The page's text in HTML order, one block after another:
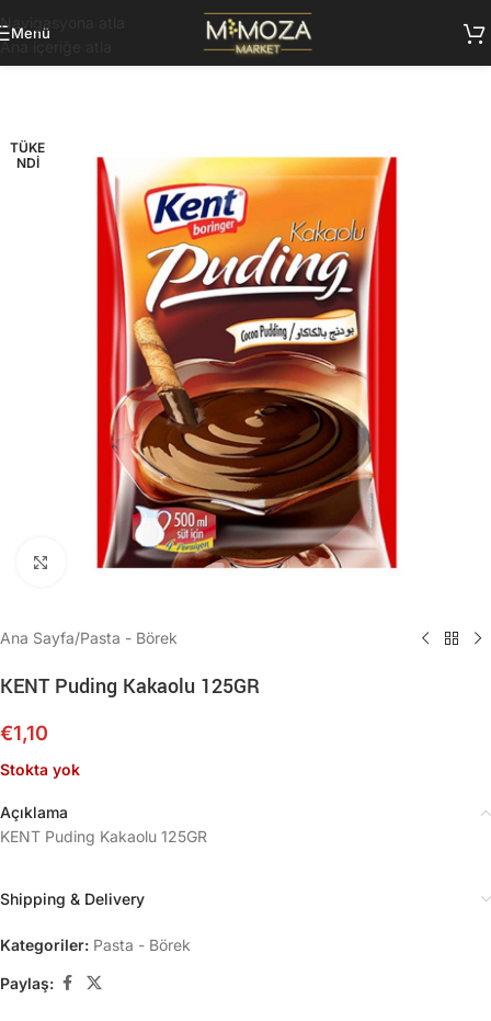
Navigasyona atla
Ana içeriğe atla
Menü
TÜKE
NDI
Büyütmek için tıklayın
Ana Sayfa/Pasta - Börek
KENT Puding Kakaolu 125GR
€1,10
Stokta yok
Açıklama
KENT Puding Kakaolu 125GR
Shipping & Delivery
Kategoriler: Pasta - Börek
Paylaş: